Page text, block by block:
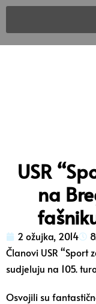
USR
na
2 ožujka, 2014
Članovi USR “Sport
sudjeluju na 105.
Osvojili su